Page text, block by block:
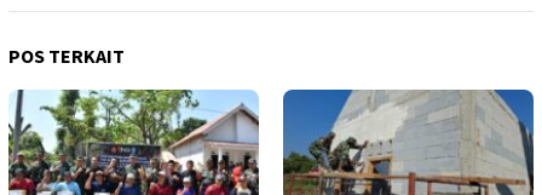
POS TERKAIT